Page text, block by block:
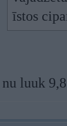
īstos
nu luuk